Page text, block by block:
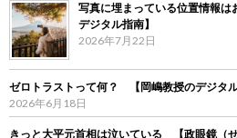
写真に埋まっている位置情報
デジタル指南】
2026年7月22日
ゼロトラストって何？ 【岡嶋教授のデジタル
2026年6月18日
きっと大平元首相は泣いている 【政眼鏡（